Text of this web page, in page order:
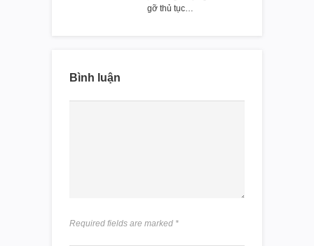
gỡ thủ tục…
Bình luận
Required fields are marked *